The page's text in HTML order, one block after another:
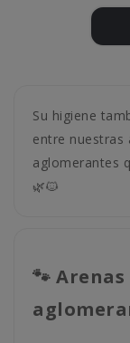
Su higiene
entre nuestras
aglomerantes
🌿🐱
🐾